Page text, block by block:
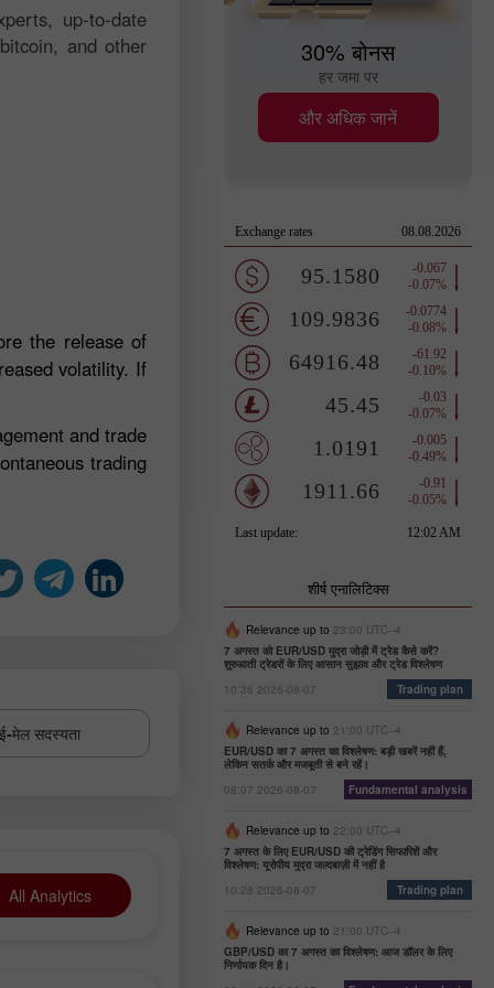
up-to-date
and other
the release of
volatility. If
and trade
trading
ई-मेल सदस्यता
All Analytics
30% बोनस
हर जमा पर
और अधिक जानें
शीर्ष एनालिटिक्स
Relevance up to 23:00 UTC--4
7 अगस्त को EUR/USD मुद्रा जोड़ी में ट्रेड कैसे करें?
शुरुआती ट्रेडरों के लिए आसान सुझाव और ट्रेड विश्लेषण
10:36 2026-08-07
Trading plan
Relevance up to 21:00 UTC--4
EUR/USD का 7 अगस्त का विश्लेषण: बड़ी खबरें नहीं हैं,
लेकिन सतर्क और मजबूती से बने रहें।
08:07 2026-08-07
Fundamental analysis
Relevance up to 22:00 UTC--4
7 अगस्त के लिए EUR/USD की ट्रेडिंग सिफारिशें और
विश्लेषण: यूरोपीय मुद्रा जल्दबाज़ी में नहीं है
10:28 2026-08-07
Trading plan
Relevance up to 21:00 UTC--4
GBP/USD का 7 अगस्त का विश्लेषण: आज डॉलर के लिए
निर्णायक दिन है।